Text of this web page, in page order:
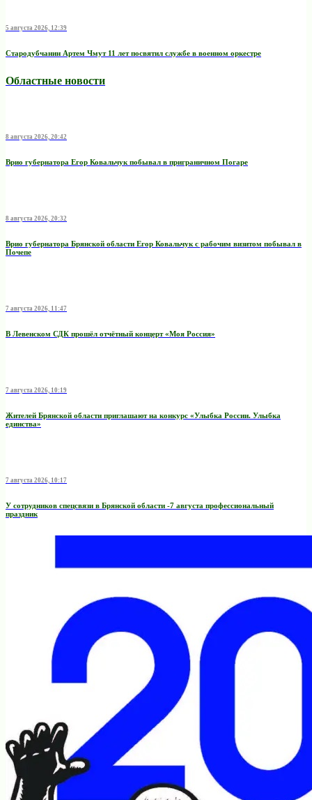
5 августа 2026, 12:39
Стародубчанин Артем Чмут 11 лет посвятил службе в военном оркестре
Областные новости
8 августа 2026, 20:42
Врио губернатора Егор Ковальчук побывал в приграничном Погаре
8 августа 2026, 20:32
Врио губернатора Брянской области Егор Ковальчук с рабочим визитом побывал в
Почепе
7 августа 2026, 11:47
В Левенском СДК прошёл отчётный концерт «Моя Россия»
7 августа 2026, 10:19
Жителей Брянской области приглашают на конкурс «Улыбка России. Улыбка
единства»
7 августа 2026, 10:17
У сотрудников спецсвязи в Брянской области -7 августа профессиональный
праздник